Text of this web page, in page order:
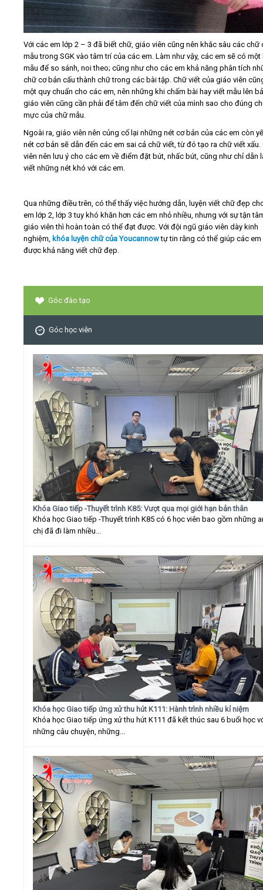
Với các em lớp 2 – 3 đã biết chữ, giáo viên cũng nên khắc sâu các chữ
mẫu trong SGK vào tâm trí của các em. Làm như vậy, các em sẽ có một
mẫu để so sánh, noi theo; cũng như cho các em khả năng phân tích
chữ cơ bản cấu thành chữ trong các bài tập. Chữ viết của giáo viên
một quy chuẩn cho các em, nên những khi chấm bài hay viết mẫu lên
giáo viên cũng cần phải để tâm đến chữ viết của mình sao cho đúng
mực của chữ mẫu.
Ngoài ra, giáo viên nên củng cố lại những nét cơ bản của các em còn
nét cơ bản sẽ dẫn đến các em sai cả chữ viết, từ đó tạo ra chữ viết xấu.
viên nên lưu ý cho các em về điểm đặt bút, nhấc bút, cũng như chỉ dẫn
viết những nét khó với các em.
Qua những điều trên, có thể thấy việc hướng dẫn, luyện viết chữ đẹp
em lớp 2, lớp 3 tuy khó khăn hơn các em nhỏ nhiều, nhưng với sự tận
giáo viên thì hoàn toàn có thể đạt được. Với đội ngũ giáo viên dày kinh
nghiệm, khóa luyện chữ của Youcannowtự tin rằng có thể giúp các em
được khả năng viết chữ đẹp.
Góc đào tạo
Góc học viên
Khóa Giao tiếp -Thuyết trình K85: Vượt qua mọi giới hạn bản thân
Khóa học Giao tiếp -Thuyết trình K85 có 6 học viên bao gồm những
chị đã đi làm nhiều...
Khóa học Giao tiếp ứng xử thu hút K111: Hành trình nhiều kỉ niệm
Khóa học Giao tiếp ứng xử thu hút K111 đã kết thúc sau 6 buổi học
những câu chuyện, những...